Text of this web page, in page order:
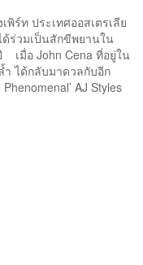
พิร์ท ประเทศออสเตรเลีย
ร่วมเป็นสักขีพยานใน
มื่อ John Cena ที่อยู่ใน
ได้กลับมาดวลกับอีก
AJ Styles